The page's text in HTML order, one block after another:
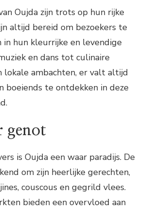
Oujda zijn trots op hun rijke
altijd bereid om bezoekers te
hun kleurrijke en levendige
en dans tot culinaire
lokale ambachten, er valt altijd
boeiends te ontdekken in deze
genot
is Oujda een waar paradijs. De
om zijn heerlijke gerechten,
couscous en gegrild vlees.
bieden een overvloed aan